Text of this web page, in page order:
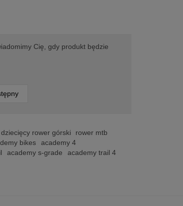
Cię, gdy produkt będzie
dziecięcy rower górski
rower mtb
bikes
academy 4
academy s-grade academy trail 4